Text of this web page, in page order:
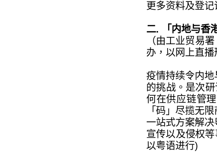
更多资料及登记
二. 「内地与香
（由工业贸易
办，以网上直
疫情持续令内
的挑战。是次
何在供应链管
「码」尽揽无
一站式方案解
宣传以及侵权
以粤语进行)